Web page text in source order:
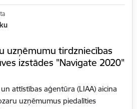
uzņēmumu tirdzniecības
izstādes "Navigate 2020"
attīstības aģentūra (LIAA) aicina
uzņēmumus piedalīties